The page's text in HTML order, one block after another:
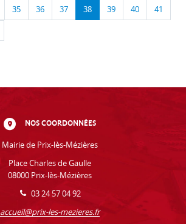
35 36 37 38 39 40 41
NOS COORDONNÉES
Mairie de Prix-lès-Mézières
Place Charles de Gaulle
08000 Prix-lès-Mézières
03 24 57 04 92
accueil@prix-les-mezieres.fr